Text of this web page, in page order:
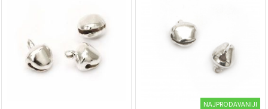
oglase,
uključujući
uz pomoć
NAJPRODAVANIJI